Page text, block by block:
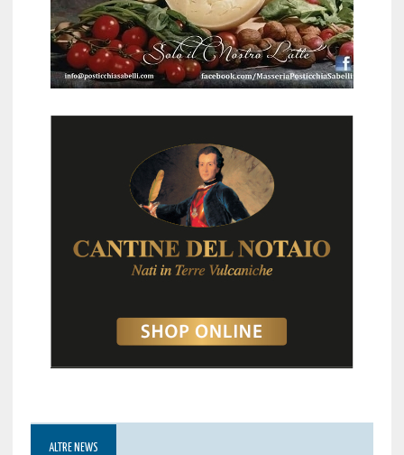
ALTRE NEWS